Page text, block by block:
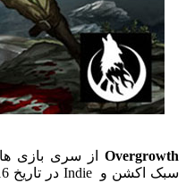
Overgrowth